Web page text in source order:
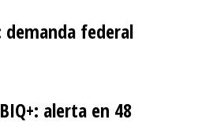
federal
alerta en 48